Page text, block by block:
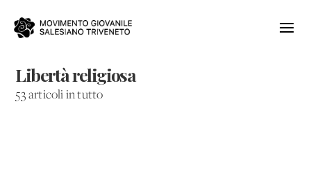
Libertà religiosa
53 articoli in tutto